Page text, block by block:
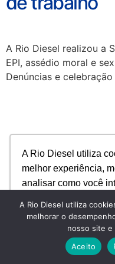
A Rio Diesel utiliza
melhor experiência,
analisar como você
Recusar Cookies
A Rio Diesel realizou a
EPI, assédio moral e
Denúncias e
A Rio Diesel utiliza
melhorar o
nosso site e
Aceito